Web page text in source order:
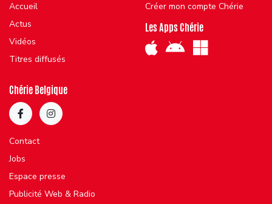
Accueil
Actus
Vidéos
Titres diffusés
Créer mon compte Chérie
Les Apps Chérie
Chérie Belgique
Contact
Jobs
Espace presse
Publicité Web & Radio